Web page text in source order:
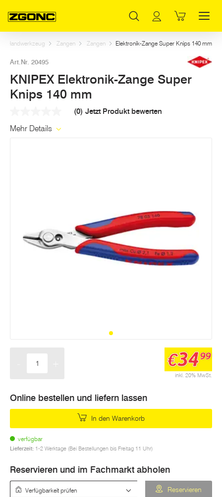
Handwerkzeug Zangen Zangen Elektronik-Zange Super Knips 140 mm
Art.Nr. 20495
KNIPEX Elektronik-Zange Super
Knips 140 mm
Link
(0) Jetzt Produkt bewerten
Mehr Details
inkl. 20% MwSt.
€3499
Online bestellen und liefern lassen
In den Warenkorb
verfügbar
Lieferzeit: 1-2 Werktage (Bei Bestellungen bis Freitag 11 Uhr)
Reservieren und im Fachmarkt abholen
Reservieren